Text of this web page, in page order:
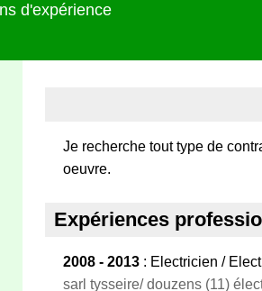
d'expérience
Je recherche tout type de
oeuvre.
Expériences
2008 - 2013 : Electricien /
sarl tysseire/ douzens (11)